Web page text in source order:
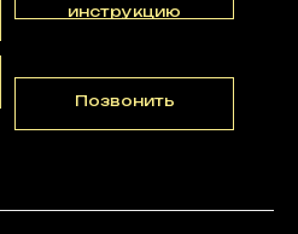
инструкцию
Позвонить